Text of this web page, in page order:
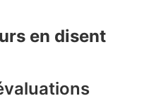
en disent